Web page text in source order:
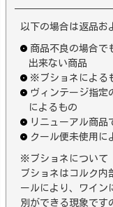
以下の場合は返品お
商品不良の場合で
出来ない商品
※ブショネによる
ヴィンテージ指定
によるもの
リニューアル商品
クール便未使用に
※ブショネについて
ブショネはコルク内
ールにより、ワイン
別ができる現象です